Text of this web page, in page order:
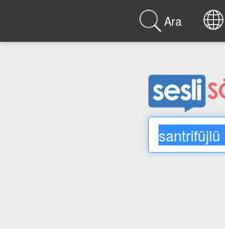
Ara